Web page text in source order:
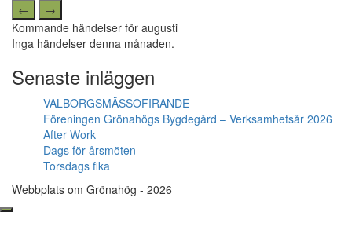
←
→
Kommande händelser för augusti
Inga händelser denna månaden.
Senaste inläggen
VALBORGSMÄSSOFIRANDE
Föreningen Grönahögs Bygdegård – Verksamhetsår 2026
After Work
Dags för årsmöten
Torsdags fika
Webbplats om Grönahög - 2026